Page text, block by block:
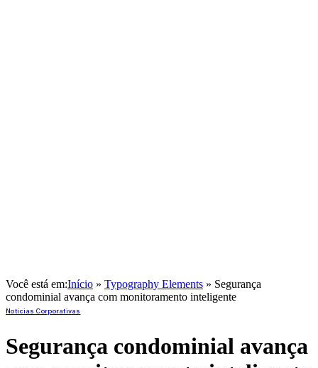
Você está em:Início » Typography Elements » Segurança
condominial avança com monitoramento inteligente
Notícias Corporativas
Segurança condominial avança